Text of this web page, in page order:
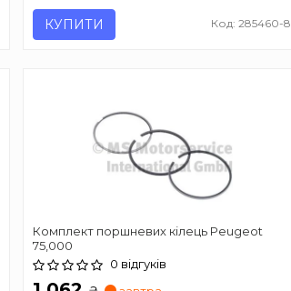
КУПИТИ Код: 285460-8
Комплект поршневих кілець Peugeot
75,000
0 відгуків